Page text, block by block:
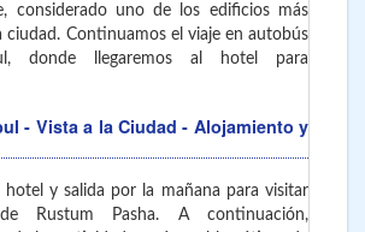
considerado uno de los edificios más
ciudad. Continuamos el viaje en autobús
donde llegaremos al hotel para
- Vista a la Ciudad - Alojamiento y
hotel y salida por la mañana para visitar
Rustum Pasha. A continuación,